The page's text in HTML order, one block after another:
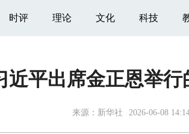
时评 理论 文化 科技
近平出席金正恩举行
来源： 新华社 2026-06-08